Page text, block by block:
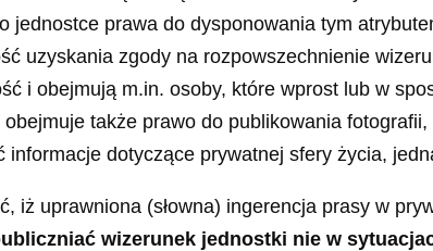
jednostce prawa do dysponowania tym
uzyskania zgody na rozpowszechnienie
i obejmują m.in. osoby, które wprost lub w
także prawo do publikowania
informacje dotyczące prywatnej sfery życia,
iż uprawniona (słowna) ingerencja prasy w
wizerunek jednostki nie w